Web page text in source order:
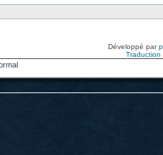
Développé par
Traduction